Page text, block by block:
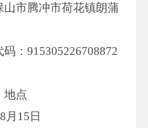
山市腾冲市荷花镇朗蒲
：915305226708872
地点
月15日